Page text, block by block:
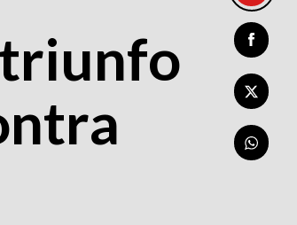
triunfo